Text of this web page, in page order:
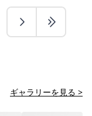
ギャラリーを見る >